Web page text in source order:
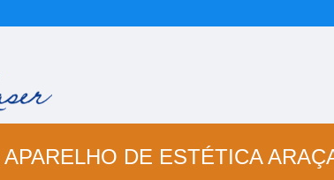
DE ESTÉTICA